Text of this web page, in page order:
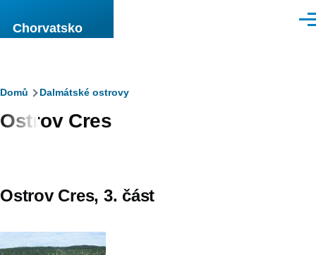
Chorvatsko
Drobečková
navigace
Domů Dalmátské ostrovy
Ostrov Cres
Ostrov Cres, 3. část